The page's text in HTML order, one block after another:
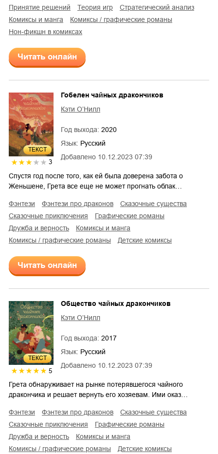
принятие решений
теория игр
стратегический анализ
комиксы и манга
комиксы / графические романы
нон-фикшн в комиксах
Читать онлайн
ТЕКСТ
3
Добавлено 10.12.2023 07:39
Гобелен чайных дракончиков
Кэти О’Нилл
Год выхода: 2020
Язык: Русский
Спустя год после того, как ей была доверена забота о
Женьшене, Грета все еще не может прогнать облак…
фэнтези фэнтези про драконов
сказочные существа
сказочные приключения
графические романы
дружба и верность
комиксы и манга
комиксы / графические романы
детские комиксы
Читать онлайн
ТЕКСТ
5
Добавлено 10.12.2023 07:39
Общество чайных дракончиков
Кэти О’Нилл
Год выхода: 2017
Язык: Русский
Грета обнаруживает на рынке потерявшегося чайного
дракончика и решает вернуть его хозяевам. Ими оказ…
фэнтези фэнтези про драконов
сказочные существа
сказочные приключения
графические романы
дружба и верность
комиксы и манга
комиксы / графические романы
детские комиксы